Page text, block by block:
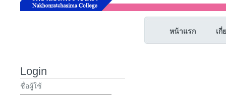
หน้าแรก เกี่
Login
ชื่อผู้ใช้